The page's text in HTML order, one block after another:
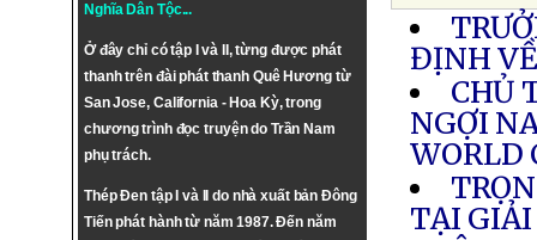
Nghĩa Dân Tộc...
Ở đây chỉ có tập I và II, từng được phát
thanh trên đài phát thanh Quê Hương từ
San Jose, California - Hoa Kỳ, trong
chương trình đọc truyện do Trần Nam
phụ trách.
Thép Đen tập I và II do nhà xuất bản Đông
Tiến phát hành từ năm 1987. Đến năm
ĐỊNH
CHỦ
NGỢI
WORLD
TẠI GIẢI